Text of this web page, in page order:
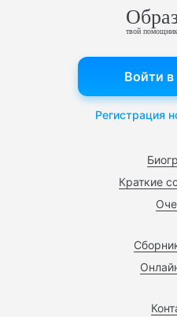
твой
Краткие
Войти в
Регистрация